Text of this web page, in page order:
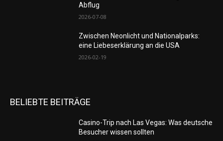
Abflug
2026-07-08
Zwischen Neonlicht und Nationalparks:
eine Liebeserklärung an die USA
2026-02-19
BELIEBTE BEITRÄGE
Casino-Trip nach Las Vegas: Was deutsche
Besucher wissen sollten